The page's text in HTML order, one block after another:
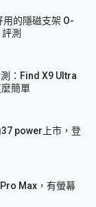
的隱磁支架 O-
測
：Find X9 Ultra
簡單
power上市，登
Max，有螢幕